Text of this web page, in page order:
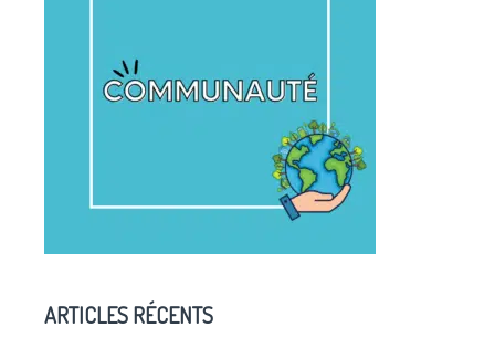
ARTICLES RÉCENTS